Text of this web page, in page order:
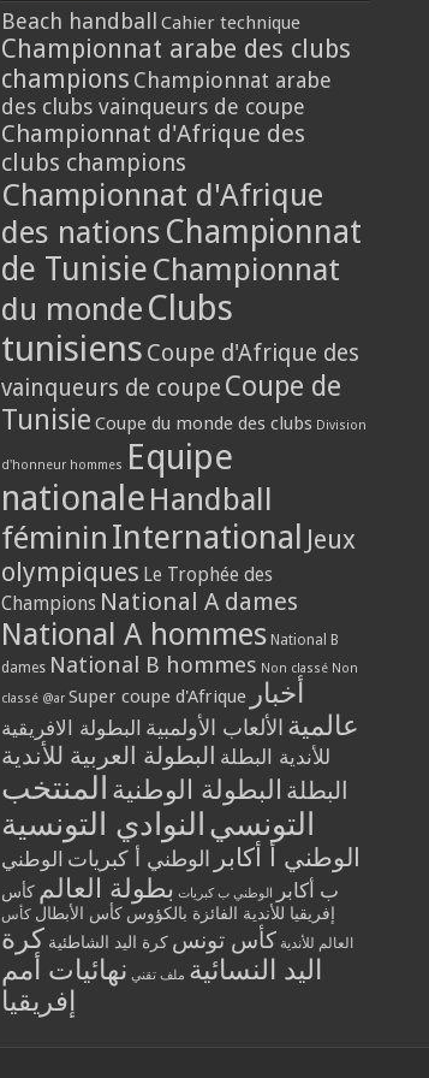
Beach handball Cahier technique
Championnat arabe des clubs
champions Championnat arabe
des clubs vainqueurs de coupe
Championnat d'Afrique des
clubs champions
Championnat d'Afrique
des nations Championnat
de Tunisie Championnat
du monde Clubs
tunisiens Coupe d'Afrique des
vainqueurs de coupe Coupe de
Tunisie Coupe du monde des clubs Division
d'honneur hommes Equipe
nationale Handball
féminin International Jeux
olympiques Le Trophée des
Champions National A dames
National A hommes National B
dames National B hommes Non classé Non
classé @ar Super coupe d'Afrique أخبار
عالمية الألعاب الأولمبية البطولة الافريقية
للأندية البطلة البطولة العربية للأندية
البطلة البطولة الوطنية المنتخب
التونسي النوادي التونسية
الوطني أ أكابر الوطني أ كبريات الوطني
ب أكابر
الوطني ب كبريات بطولة العالم كأس
إفريقيا للأندية الفائزة بالكؤوس كأس الأبطال كأس
العالم للأندية كأس تونس كرة اليد الشاطئية كرة
اليد النسائية ملف تقني نهائيات أمم
إفريقيا